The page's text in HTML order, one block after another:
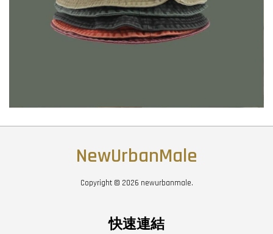
NewUrbanMale
Copyright © 2026 newurbanmale.
快速連結